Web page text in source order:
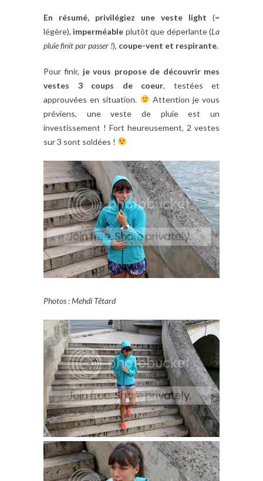
En résumé, privilégiez une veste light (=
légère), imperméable plutôt que déperlante (La
pluie finit par passer !), coupe-vent et respirante.
Pour finir, je vous propose de découvrir mes
vestes 3 coups de coeur, testées et
approuvées en situation.
Attention je vous
préviens, une veste de pluie est un
investissement ! Fort heureusement, 2 vestes
sur 3 sont soldées !
Photos : Mehdi Têtard